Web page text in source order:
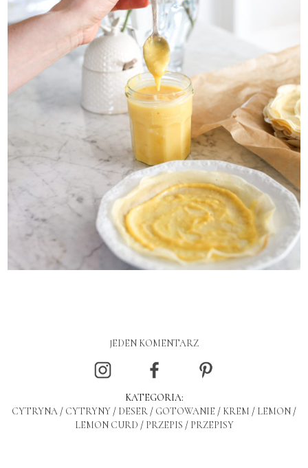
JEDEN KOMENTARZ
KATEGORIA:
CYTRYNA / CYTRYNY / DESER / GOTOWANIE / KREM / LEMON /
LEMON CURD / PRZEPIS / PRZEPISY